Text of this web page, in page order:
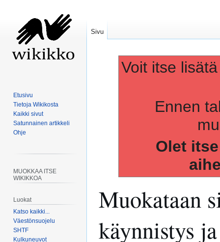
Voit itse
Ennen
Olet
Muokataan
käynnistys
Sivu
Etusivu
Tietoja Wikikosta
Kaikki sivut
Satunnainen artikkeli
Ohje
MUOKKAA ITSE
WIKIKKOA
Luokat
Katso kaikki...
Väestönsuojelu
SHTF
Kulkuneuvot